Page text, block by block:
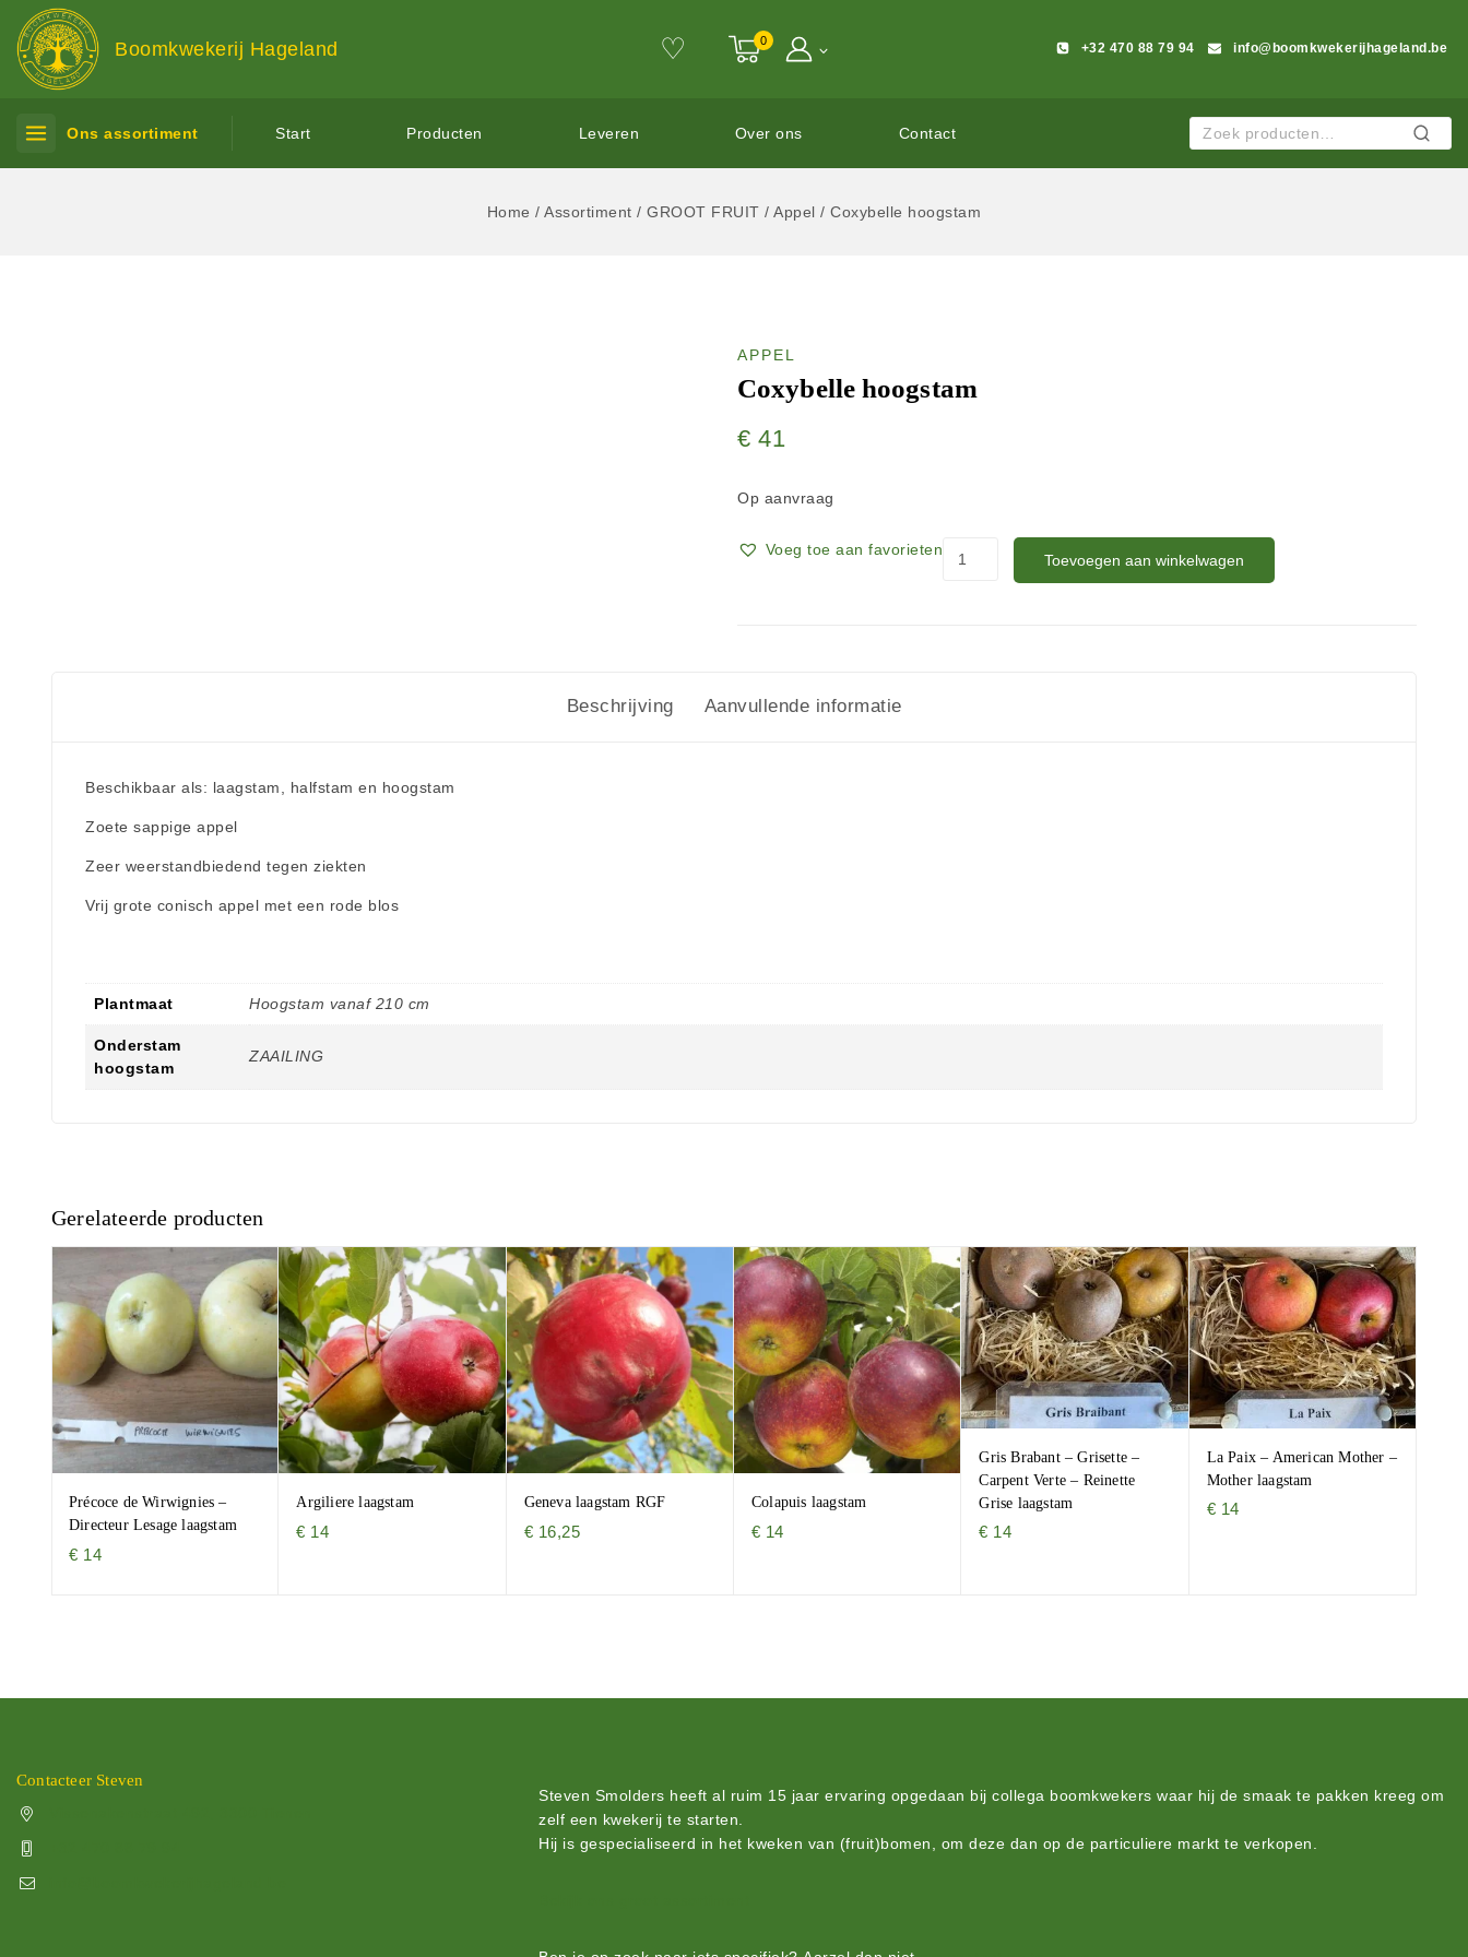
Boomkwekerij Hageland ♡ 0 +32 470 88 79 94 info@boomkwekerijhageland.be
Ons assortiment Start Producten Leveren Over ons Contact Zoeken
Home / Assortiment / GROOT FRUIT / Appel / Coxybelle hoogstam
APPEL
Coxybelle hoogstam
€ 41
Op aanvraag
Voeg toe aan favorieten
Toevoegen aan winkelwagen
Beschrijving Aanvullende informatie
Beschikbaar als: laagstam, halfstam en hoogstam
Zoete sappige appel
Zeer weerstandbiedend tegen ziekten
Vrij grote conisch appel met een rode blos
Plantmaat Hoogstam vanaf 210 cm
Onderstam
hoogstam
ZAAILING
Gerelateerde producten
Précoce de Wirwignies –
Directeur Lesage laagstam
€ 14
Argiliere laagstam
€ 14
Geneva laagstam RGF
€ 16,25
Colapuis laagstam
€ 14
Gris Brabant – Grisette –
Carpent Verte – Reinette
Grise laagstam
€ 14
La Paix – American Mother –
Mother laagstam
€ 14
Contacteer Steven
Steven Smolders heeft al ruim 15 jaar ervaring opgedaan bij collega boomkwekers waar hij de smaak te pakken kreeg om
zelf een kwekerij te starten.
Hij is gespecialiseerd in het kweken van (fruit)bomen, om deze dan op de particuliere markt te verkopen.